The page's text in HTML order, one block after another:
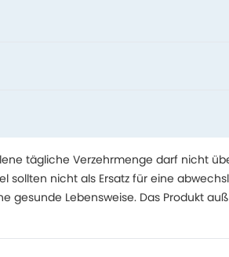
tägliche Verzehrmenge darf nicht
sollten nicht als Ersatz für eine
gesunde Lebensweise. Das Produkt